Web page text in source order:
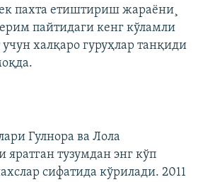
пахта етиштириш жараëни¸
пайтидаги кенг кўламли
халқаро гуруҳлар танқиди
Гулнора ва Лола
яратган тузумдан энг кўп
сифатида кўрилади. 2011